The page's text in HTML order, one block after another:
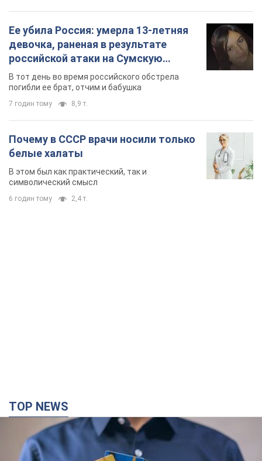
Ее убила Россия: умерла 13-летняя
девочка, раненая в результате
российской атаки на Сумскую
область. Фото
В тот день во время российского обстрела
погибли ее брат, отчим и бабушка
7 годин тому 8,9 т.
Почему в СССР врачи носили только
белые халаты
В этом был как практический, так и
символический смысл
6 годин тому 2,4 т.
TOP NEWS